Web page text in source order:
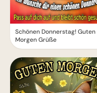
Schönen Donnerstag! Guten
Morgen Grüße